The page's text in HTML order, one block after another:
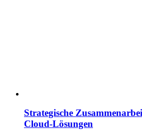
Strategische
Cloud-Lösungen